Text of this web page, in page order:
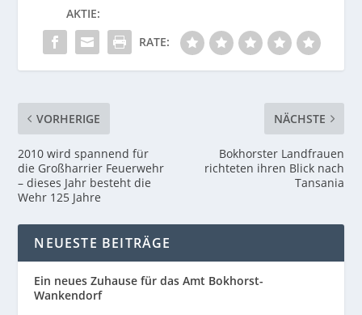
AKTIE:
RATE:
VORHERIGE
2010 wird spannend für
die Großharrier Feuerwehr
– dieses Jahr besteht die
Wehr 125 Jahre
NÄCHSTE
Bokhorster Landfrauen
richteten ihren Blick nach
Tansania
NEUESTE BEITRÄGE
Ein neues Zuhause für das Amt Bokhorst-
Wankendorf